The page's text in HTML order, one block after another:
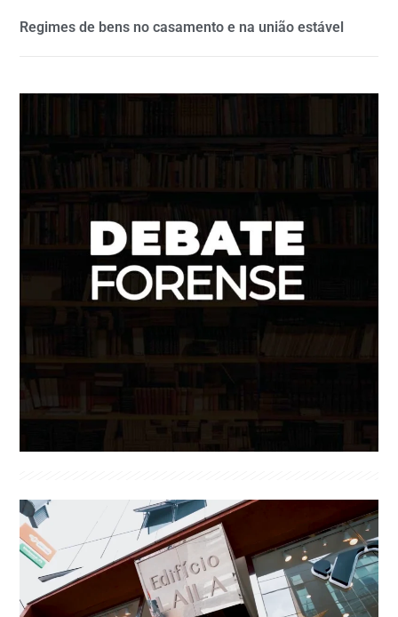
Regimes de bens no casamento e na união estável